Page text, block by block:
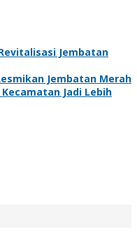
Jembatan
Jembatan Merah
Jadi Lebih